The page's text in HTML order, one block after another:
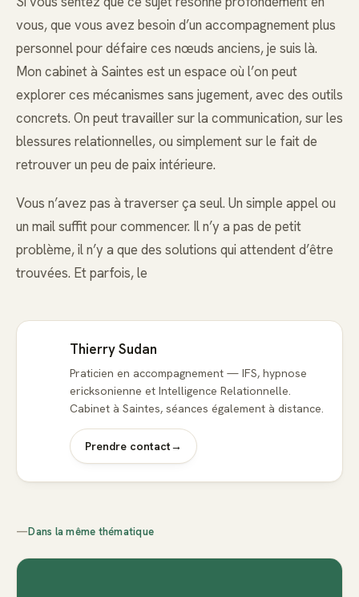
vous, que vous avez besoin d’un accompagnement plus
personnel pour défaire ces nœuds anciens, je suis là.
Mon cabinet à Saintes est un espace où l’on peut
explorer ces mécanismes sans jugement, avec des outils
concrets. On peut travailler sur la communication, sur les
blessures relationnelles, ou simplement sur le fait de
retrouver un peu de paix intérieure.
Vous n’avez pas à traverser ça seul. Un simple appel ou
un mail suffit pour commencer. Il n’y a pas de petit
problème, il n’y a que des solutions qui attendent d’être
trouvées. Et parfois, le
Thierry Sudan
Praticien en accompagnement — IFS, hypnose
ericksonienne et Intelligence Relationnelle.
Cabinet à Saintes, séances également à distance.
Prendre contact→
—Dans la même thématique